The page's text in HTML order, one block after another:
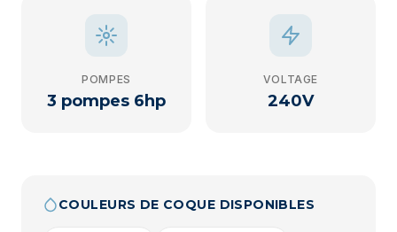
POMPES
3 pompes 6hp
VOLTAGE
240V
COULEURS DE COQUE DISPONIBLES